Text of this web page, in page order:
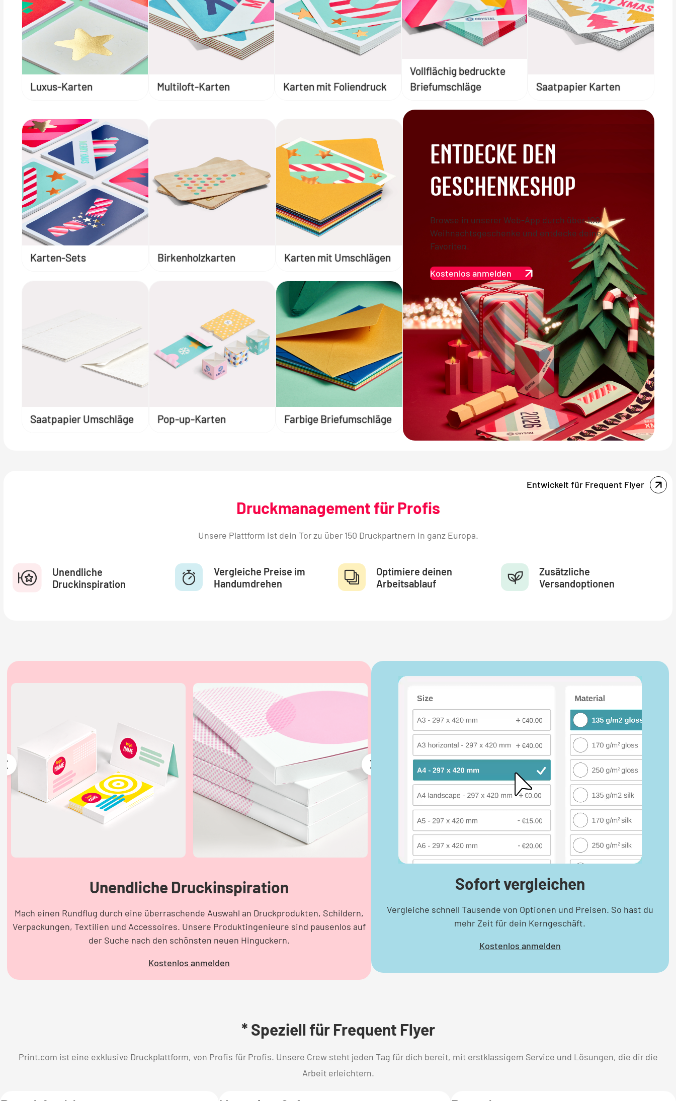
Luxus-Karten Multiloft-Karten Karten mit Foliendruck
Vollflächig bedruckte
Briefumschläge
Saatpapier Karten
Karten-Sets Birkenholzkarten Karten mit Umschlägen
Saatpapier Umschläge Pop-up-Karten Farbige Briefumschläge
ENTDECKE DEN
GESCHENKESHOP
Browse in unserer Web-App durch über 100
Weihnachtsgeschenke und entdecke deine
Favoriten.
Kostenlos anmelden
Entwickelt für Frequent Flyer
Druckmanagement für Profis
Unsere Plattform ist dein Tor zu über 150 Druckpartnern in ganz Europa.
Unendliche
Druckinspiration
Vergleiche Preise im
Handumdrehen
Optimiere deinen
Arbeitsablauf
Zusätzliche
Versandoptionen
Unendliche Druckinspiration
Mach einen Rundflug durch eine überraschende Auswahl an Druckprodukten, Schildern,
Verpackungen, Textilien und Accessoires. Unsere Produktingenieure sind pausenlos auf
der Suche nach den schönsten neuen Hinguckern.
Kostenlos anmelden
Sofort vergleichen
Vergleiche schnell Tausende von Optionen und Preisen. So hast du
mehr Zeit für dein Kerngeschäft.
Kostenlos anmelden
* Speziell für Frequent Flyer
Print.com ist eine exklusive Druckplattform, von Profis für Profis. Unsere Crew steht jeden Tag für dich bereit, mit erstklassigem Service und Lösungen, die dir die
Arbeit erleichtern.